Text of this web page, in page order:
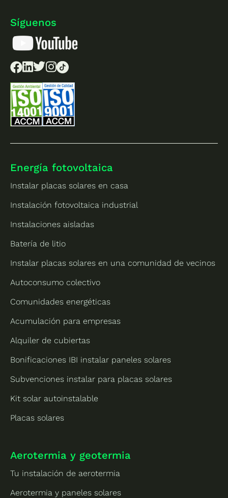
Síguenos
Energía fotovoltaica
Instalar placas solares en casa
Instalación fotovoltaica industrial
Instalaciones aisladas
Batería de litio
Instalar placas solares en una comunidad de vecinos
Autoconsumo colectivo
Comunidades energéticas
Acumulación para empresas
Alquiler de cubiertas
Bonificaciones IBI instalar paneles solares
Subvenciones instalar para placas solares
Kit solar autoinstalable
Placas solares
Aerotermia y geotermia
Tu instalación de aerotermia
Aerotermia y paneles solares